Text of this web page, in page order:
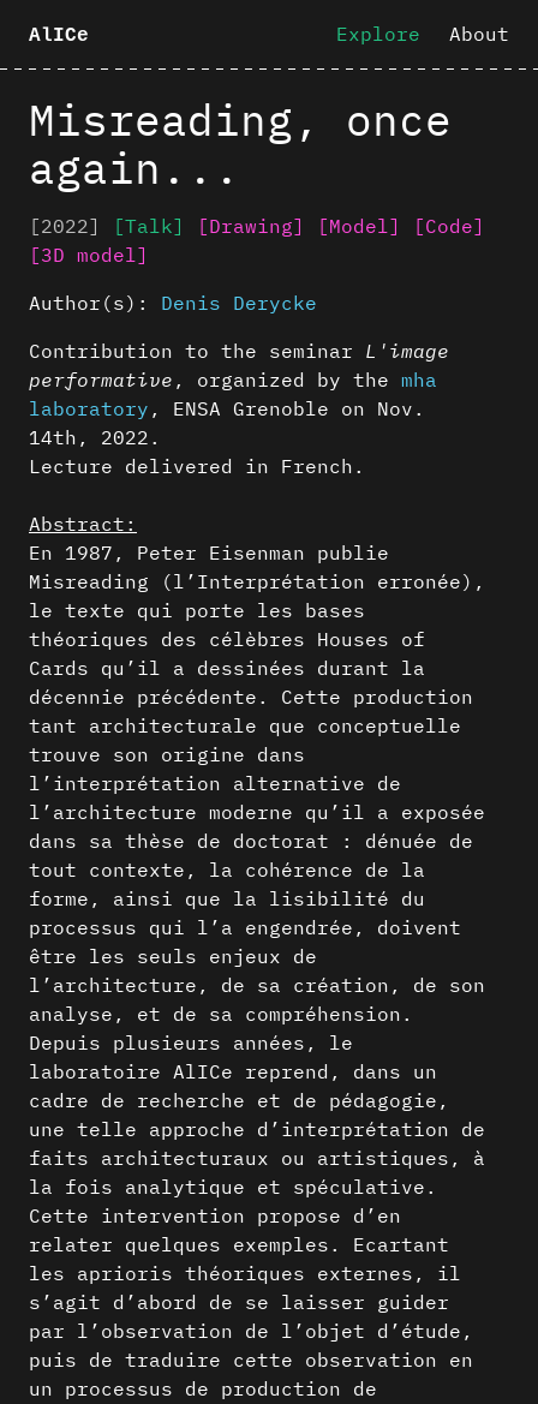
AlICe Explore About
Misreading, once
again...
[2022] [Talk] [Drawing] [Model]
[Code]
[3D model]
Author(s): Denis Derycke
Contribution to the seminar L'image
performative , organized by the mha
laboratory , ENSA Grenoble on Nov.
14th, 2022.
Lecture delivered in French.
Abstract:
En 1987, Peter Eisenman publie
Misreading (l’Interprétation erronée),
le texte qui porte les bases
théoriques des célèbres Houses of
Cards qu’il a dessinées durant la
décennie précédente. Cette production
tant architecturale que conceptuelle
trouve son origine dans
l’interprétation alternative de
l’architecture moderne qu’il a exposée
dans sa thèse de doctorat : dénuée de
tout contexte, la cohérence de la
forme, ainsi que la lisibilité du
processus qui l’a engendrée, doivent
être les seuls enjeux de
l’architecture, de sa création, de son
analyse, et de sa compréhension.
Depuis plusieurs années, le
laboratoire AlICe reprend, dans un
cadre de recherche et de pédagogie,
une telle approche d’interprétation de
faits architecturaux ou artistiques, à
la fois analytique et spéculative.
Cette intervention propose d’en
relater quelques exemples. Ecartant
les aprioris théoriques externes, il
s’agit d’abord de se laisser guider
par l’observation de l’objet d’étude,
puis de traduire cette observation en
un processus de production de